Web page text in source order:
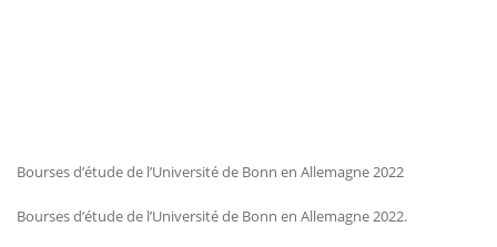
Bourses d’étude de l’Université de Bonn en Allemagne 2022
Bourses d’étude de l’Université de Bonn en Allemagne 2022.